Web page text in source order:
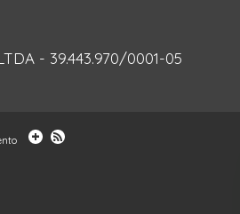
- 39.443.970/0001-05